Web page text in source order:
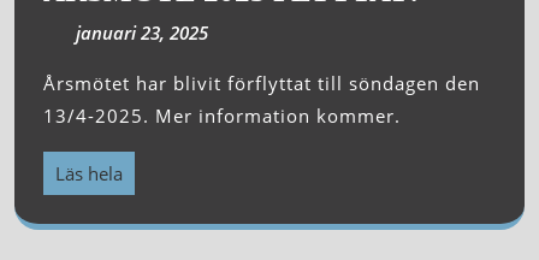
januari 23, 2025
Årsmötet har blivit förflyttat till söndagen den
13/4-2025. Mer information kommer.
Läs hela